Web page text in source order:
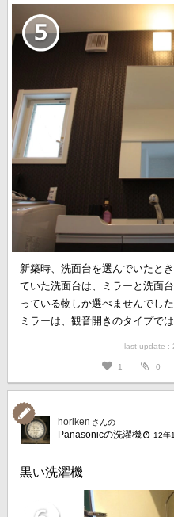
新築時、洗面台を選んでいたと
ていた洗面台は、ミラーと洗面
っている物しか選べませんでし
ミラーは、観音開きのタイプで
last update :
1 0
horiken さんの
Panasonicの洗濯機 12年
黒い洗濯機